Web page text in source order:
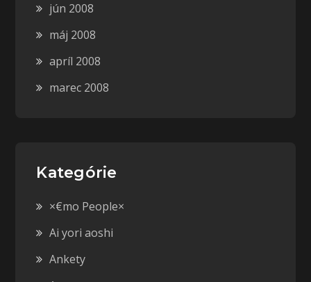
jún 2008
máj 2008
apríl 2008
marec 2008
Kategórie
×€mo People×
Ai yori aoshi
Ankety